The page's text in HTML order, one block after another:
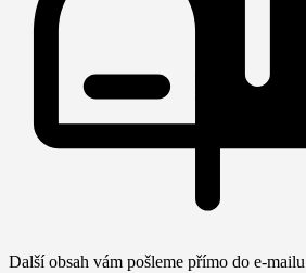
Další obsah vám pošleme přímo do e-mailu